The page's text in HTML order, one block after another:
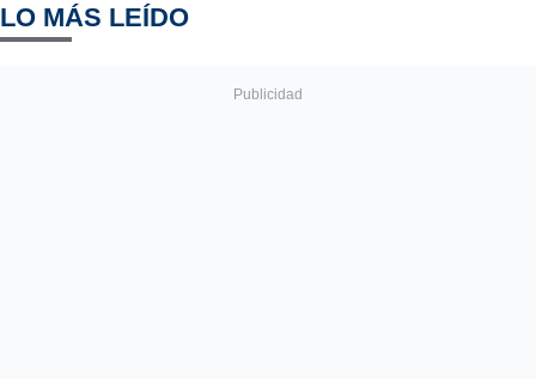
LO MÁS LEÍDO